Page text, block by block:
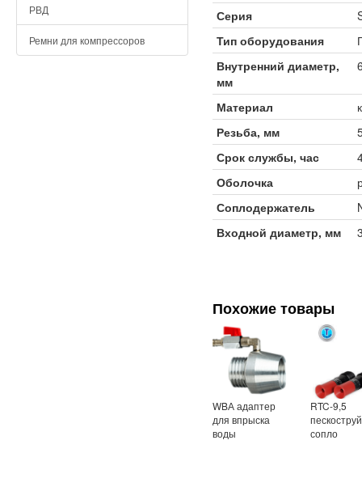
РВД
Ремни для компрессоров
Серия
Тип оборудования
Внутренний диаметр,
мм
Материал
Резьба, мм
Срок службы, час
Оболочка
Соплодержатель
Входной диаметр, мм
Похожие товары
WBА адаптер
для впрыска
воды
RTC-9,5
сопло